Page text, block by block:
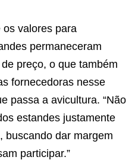
valores para
permaneceram
preço, o que também
fornecedoras nesse
passa a avicultura. “Não
estandes justamente
buscando dar margem
participar.”